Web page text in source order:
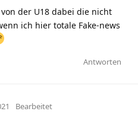
der U18 dabei die nicht
ich hier totale Fake-news
Antworten
Bearbeitet